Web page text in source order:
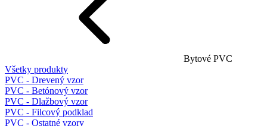
Bytové PVC
Všetky produkty
PVC - Drevený vzor
PVC - Betónový vzor
PVC - Dlažbový vzor
PVC - Filcový podklad
PVC - Ostatné vzory